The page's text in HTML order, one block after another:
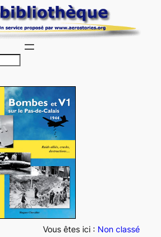
h
r
c
h
e
r
Vous êtes ici : Non classé